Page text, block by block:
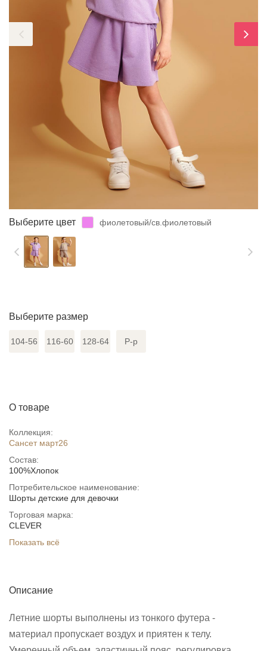
Выберите цвет фиолетовый/св.фиолетовый
Выберите размер
104-56 116-60 128-64 Р-р
О товаре
Коллекция:
Сансет март26
Состав:
100%Хлопок
Потребительское наименование:
Шорты детские для девочки
Торговая марка:
CLEVER
Показать всё
Описание
Летние шорты выполнены из тонкого футера -
материал пропускает воздух и приятен к телу.